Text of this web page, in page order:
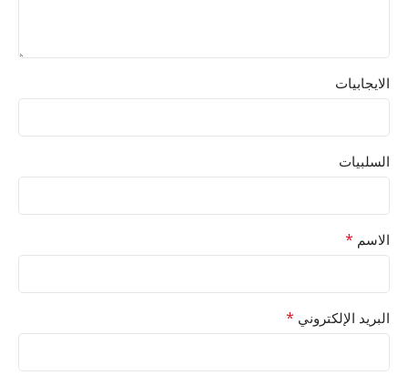
الايجابيات
السلبيات
الاسم *
البريد الإلكتروني *